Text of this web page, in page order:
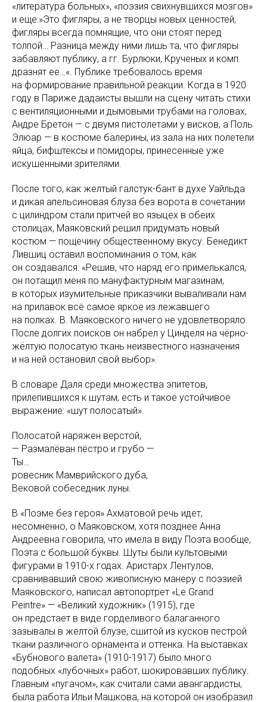
«литература больных», «поэзия свихнувшихся мозгов»
и еще:»Это фигляры, а не творцы новых ценностей,
фигляры всегда помнящие, что они стоят перед
толпой… Разница между ними лишь та, что фигляры
забавляют публику, а гг. Бурлюки, Крученых и комп.
дразнят ее…«. Публике требовалось время
на формирование правильной реакции. Когда в 1920
году в Париже дадаисты вышли на сцену читать стихи
с вентиляционными и дымовыми трубами на головах,
Андре Бретон — с двумя пистолетами у висков, а Поль
Элюар — в костюме балерины, из зала на них полетели
яйца, бифштексы и помидоры, принесенные уже
искушенными зрителями.
После того, как желтый галстук-бант в духе Уайльда
и дикая апельсиновая блуза без ворота в сочетании
с цилиндром стали притчей во языцех в обеих
столицах, Маяковский решил придумать новый
костюм — пощечину общественному вкусу. Бенедикт
Лившиц оставил воспоминания о том, как
он создавался: «Решив, что наряд его примелькался,
он потащил меня по мануфактурным магазинам,
в которых изумительные приказчики вываливали нам
на прилавок всё самое яркое из лежавшего
на полках. В. Маяковского ничего не удовлетворяло.
После долгих поисков он набрел у Цинделя на чёрно-
жёлтую полосатую ткань неизвестного назначения
и на ней остановил свой выбор».
В словаре Даля среди множества эпитетов,
прилепившихся к шутам, есть и такое устойчивое
выражение: «шут полосатый».
Полосатой наряжен верстой,
— Размалёван пёстро и грубо —
Ты…
ровесник Мамврийского дуба,
Вековой собеседник луны.
В «Поэме без героя» Ахматовой речь идет,
несомненно, о Маяковском, хотя позднее Анна
Андреевна говорила, что имела в виду Поэта вообще,
Поэта с большой буквы. Шуты были культовыми
фигурами в 1910-х годах. Аристарх Лентулов,
сравнивавший свою живописную манеру с поэзией
Маяковского, написал автопортрет «Le Grand
Peintre» — «Великий художник» (1915), где
он предстает в виде горделивого балаганного
зазывалы в желтой блузе, сшитой из кусков пестрой
ткани различного орнамента и оттенка. На выставках
«Бубнового валета» (1910-1917) было много
подобных «лубочных» работ, шокировавших публику.
Главным «пугачом», как считали сами авангардисты,
была работа Ильи Машкова, на которой он изобразил